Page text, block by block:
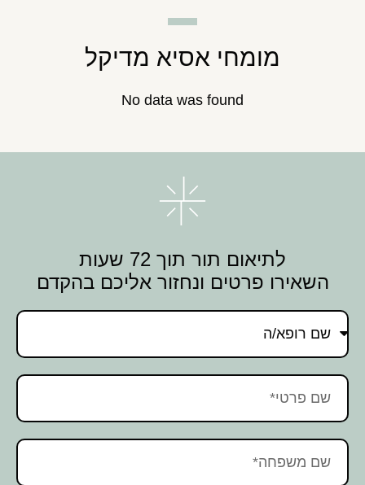
מומחי אסיא מדיקל
No data was found
לתיאום תור תוך 72 שעות
השאירו פרטים ונחזור אליכם בהקדם